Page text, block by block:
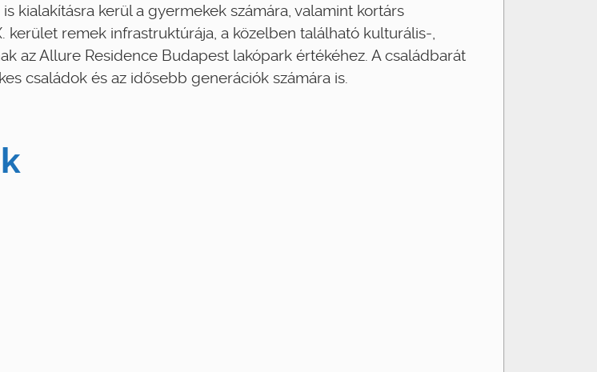
kialakításra kerül a gyermekek számára, valamint kortárs
kerület remek infrastruktúrája, a közelben található kulturális-,
az Allure Residence Budapest lakópark értékéhez. A családbarát
családok és az idősebb generációk számára is.